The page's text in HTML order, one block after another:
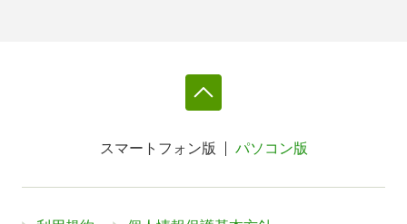
スマートフォン版 パソコン版